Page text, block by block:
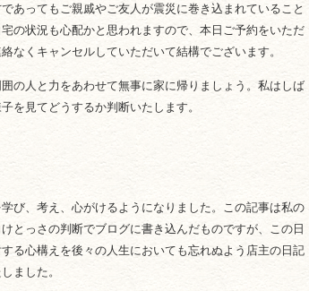
あってもご親戚やご友人が震災に巻き込まれていること
の状況も心配かと思われますので、本日ご予約をいただ
なくキャンセルしていただいて結構でございます。
の人と力をあわせて無事に家に帰りましょう。私はしば
を見てどうするか判断いたします。
び、考え、心がけるようになりました。この記事は私の
とっさの判断でブログに書き込んだものですが、この日
る心構えを後々の人生においても忘れぬよう店主の日記
ました。